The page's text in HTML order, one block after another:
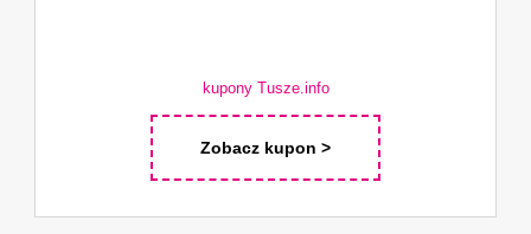
kupony Tusze.info
Zobacz kupon >